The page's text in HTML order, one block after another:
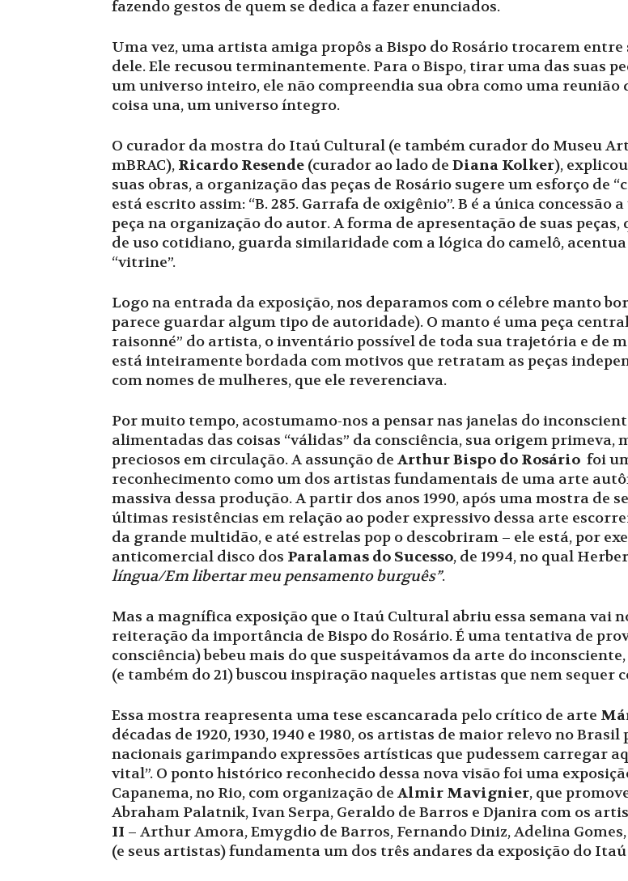
fazendo gestos de quem se dedica a fazer enunciados.
Uma vez, uma artista amiga propôs a Bispo do Rosário trocarem
dele. Ele recusou terminantemente. Para o Bispo, tirar uma das suas
um universo inteiro, ele não compreendia sua obra como uma reunião
coisa una, um universo íntegro.
O curador da mostra do Itaú Cultural (e também curador do Museu
mBRAC), Ricardo Resende (curador ao lado de Diana Kolker),
suas obras, a organização das peças de Rosário sugere um esforço de
está escrito assim: “B. 285. Garrafa de oxigênio”. B é a única concessão
peça na organização do autor. A forma de apresentação de suas
de uso cotidiano, guarda similaridade com a lógica do camelô,
“vitrine”.
Logo na entrada da exposição, nos deparamos com o célebre manto
parece guardar algum tipo de autoridade). O manto é uma peça
raisonné” do artista, o inventário possível de toda sua trajetória e de
está inteiramente bordada com motivos que retratam as peças
com nomes de mulheres, que ele reverenciava.
Por muito tempo, acostumamo-nos a pensar nas janelas do
alimentadas das coisas “válidas” da consciência, sua origem
preciosos em circulação. A assunção de Arthur Bispo do Rosário foi
reconhecimento como um dos artistas fundamentais de uma arte
massiva dessa produção. A partir dos anos 1990, após uma mostra de
últimas resistências em relação ao poder expressivo dessa arte
da grande multidão, e até estrelas pop o descobriram – ele está, por
anticomercial disco dos Paralamas do Sucesso, de 1994, no qual
língua/Em libertar meu pensamento burguês”.
Mas a magnífica exposição que o Itaú Cultural abriu essa semana vai
reiteração da importância de Bispo do Rosário. É uma tentativa de
consciência) bebeu mais do que suspeitávamos da arte do
(e também do 21) buscou inspiração naqueles artistas que nem sequer
Essa mostra reapresenta uma tese escancarada pelo crítico de arte
décadas de 1920, 1930, 1940 e 1980, os artistas de maior relevo no
nacionais garimpando expressões artísticas que pudessem carregar
vital”. O ponto histórico reconhecido dessa nova visão foi uma
Capanema, no Rio, com organização de Almir Mavignier, que
Abraham Palatnik, Ivan Serpa, Geraldo de Barros e Djanira com os
II – Arthur Amora, Emygdio de Barros, Fernando Diniz, Adelina
(e seus artistas) fundamenta um dos três andares da exposição do